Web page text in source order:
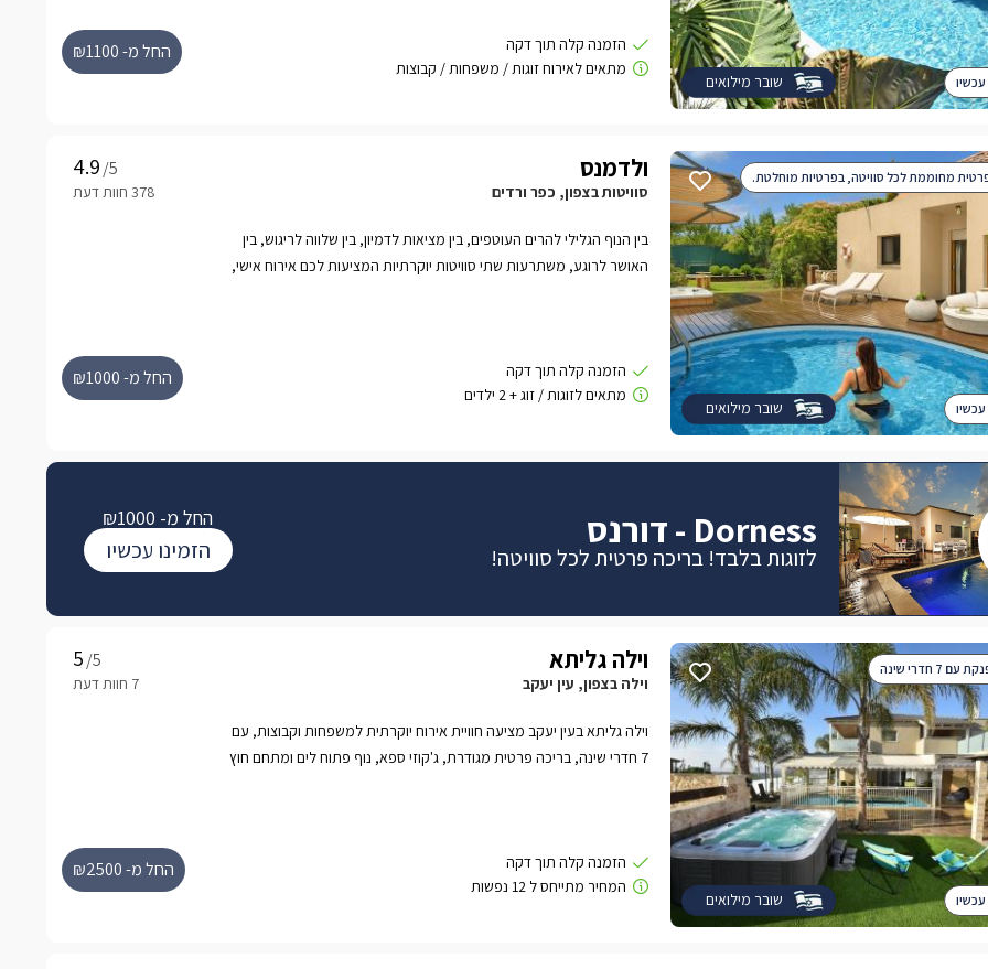
שובר מילואים
החל מ- ₪1100
שובר מילואים
ולדמנס /5
סוויטות בצפון, כפר ורדים
בין הנוף הגלילי להרים העוטפים, בין מציאות לדמיון, בין שלווה לריגוש, בין
האושר לרוגע, משתרעות שתי סוויטות יוקרתיות המציעות לכם אירוח אישי,
ומציעות לאורחיהן עיצוב יוקרתי מרהיב, בר פינוקים עשיר מכל טוב, שימוש
בריהוט איכותי ומתחם גן פרטי לכל סוויטה הכולל בריכה מפנקת ומחוממת,
החל מ- ₪1000
מחוממת לכל סוויטה, בפרטיות מוחלטת.
שובר מילואים
וילה גליתא /5
וילה בצפון, עין יעקב
וילה גליתא בעין יעקב מציעה חוויית אירוח יוקרתית למשפחות וקבוצות, עם
7 חדרי שינה, בריכה פרטית מגודרת, ג'קוזי ספא, נוף פתוח לים ומתחם חוץ
החל מ- ₪2500
7 חדרי שינה
Dorness - דורנס
לזוגות בלבד! בריכה פרטית לכל סוויטה!
החל מ- ₪1000
הזמינו עכשיו